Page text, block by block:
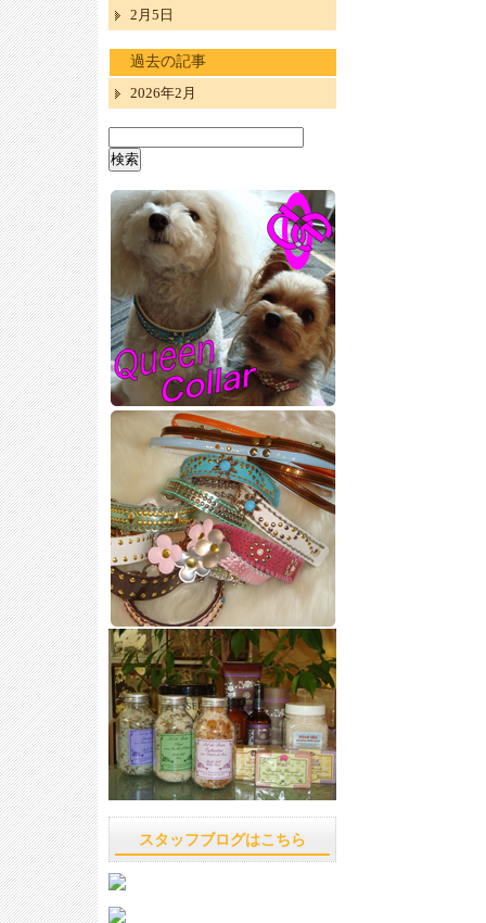
2月5日
過去の記事
2026年2月
索:
スタッフブログはこちら